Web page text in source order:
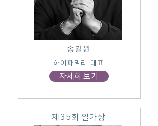
송길원
하이패밀리 대표
자세히 보기
제35회 일가상